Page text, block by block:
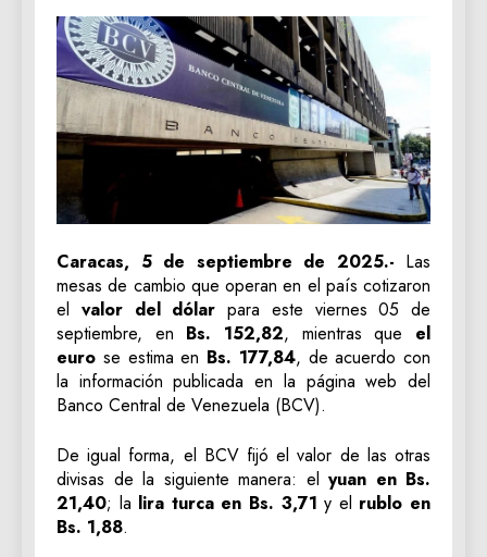
Caracas, 5 de septiembre de 2025.- Las
mesas de cambio que operan en el país cotizaron
el valor del dólar para este viernes 05 de
septiembre, en Bs. 152,82, mientras que el
euro se estima en Bs. 177,84, de acuerdo con
la información publicada en la página web del
Banco Central de Venezuela (BCV).
De igual forma, el BCV fijó el valor de las otras
divisas de la siguiente manera: el yuan en Bs.
21,40; la lira turca en Bs. 3,71 y el rublo en
Bs. 1,88.